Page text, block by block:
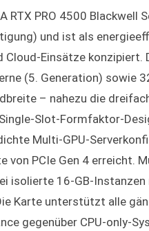
RTX PRO 4500
und ist als
Cloud-Einsätze konzipiert.
(5. Generation) sowie
– nahezu die
Slot-Formfaktor-
Multi-GPU-
von PCIe Gen 4 erreicht.
isolierte 16-GB-
Karte unterstützt alle
gegenüber CPU-only-